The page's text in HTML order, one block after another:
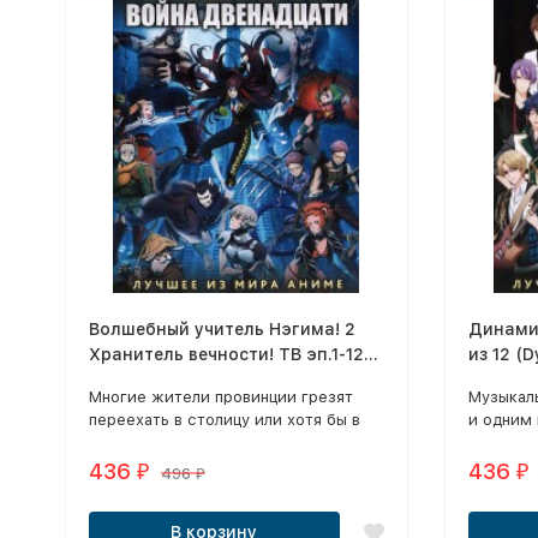
Волшебный учитель Нэгима! 2
Хранитель вечности! ТВ эп.1-12
Negima! 2 2018) + Война
двенадцати ТВ эп.1-12 из 12
Многие жители провинции грезят
переехать в столицу или хотя бы в
захолустья.
436 ₽ 496₽
В корзину
из 12
и одним
его
436₽